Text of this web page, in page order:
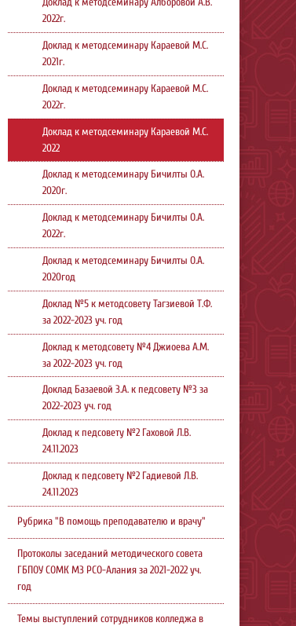
Доклад к методсеминару Алборовой А.В.
2022г.
Доклад к методсеминару Караевой М.С.
2021г.
Доклад к методсеминару Караевой М.С.
2022г.
Доклад к методсеминару Караевой М.С.
2022
Доклад к методсеминару Бичилты О.А.
2020г.
Доклад к методсеминару Бичилты О.А.
2022г.
Доклад к методсеминару Бичилты О.А.
2020год
Доклад №5 к методсовету Тагзиевой Т.Ф.
за 2022-2023 уч. год
Доклад к методсовету №4 Джиоева А.М.
за 2022-2023 уч. год
Доклад Базаевой З.А. к педсовету №3 за
2022-2023 уч. год
Доклад к педсовету №2 Гаховой Л.В.
24.11.2023
Доклад к педсовету №2 Гадиевой Л.В.
24.11.2023
Рубрика "В помощь преподавателю и врачу"
Протоколы заседаний методического совета
ГБПОУ СОМК МЗ РСО-Алания за 2021-2022 уч.
год
Темы выступлений сотрудников колледжа в